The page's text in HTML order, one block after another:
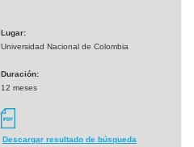
Lugar:
Universidad Nacional de Colombia
Duración:
12 meses
Descargar resultado de búsqueda